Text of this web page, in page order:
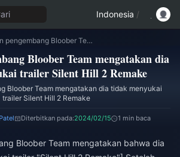
Indonesia /
Presiden pengembang Bloober Team mengatakan dia tidak menyukai trailer Silent Hill 2 Remake
Bloober Team mengatakan dia
trailer Silent Hill 2 Remake
Bloober Team mengatakan dia tidak menyukai
trailer Silent Hill 2 Remake
Diterbitkan pada:2024/02/15 1 min baca
Bloober Team mengatakan bahwa dia